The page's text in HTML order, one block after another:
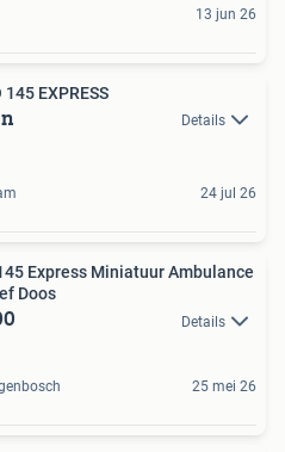
13 jun 26
VOLVO 145 EXPRESS
Details
24 jul 26
Express Miniatuur Ambulance
Doos
Details
25 mei 26